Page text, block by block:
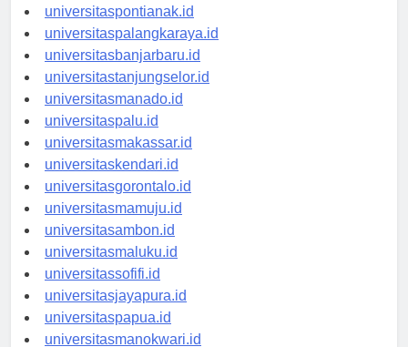
universitaskupang.id
universitaspontianak.id
universitaspalangkaraya.id
universitasbanjarbaru.id
universitastanjungselor.id
universitasmanado.id
universitaspalu.id
universitasmakassar.id
universitaskendari.id
universitasgorontalo.id
universitasmamuju.id
universitasambon.id
universitasmaluku.id
universitassofifi.id
universitasjayapura.id
universitaspapua.id